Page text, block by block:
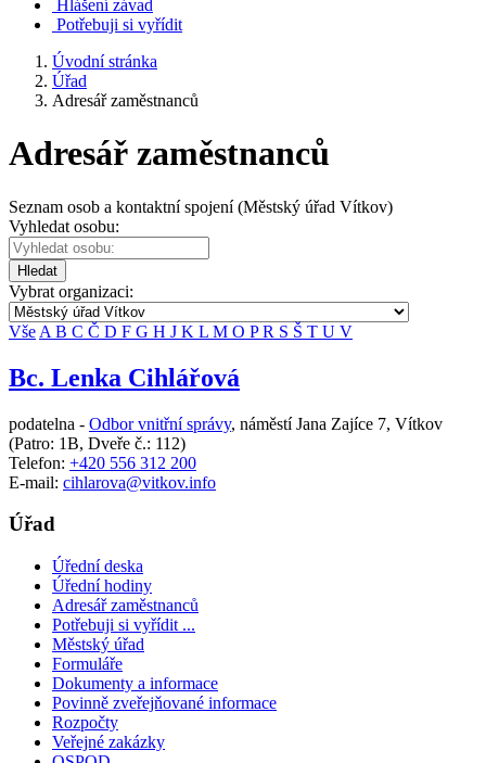
Hlášení závad
Potřebuji si vyřídit
Úvodní stránka
Úřad
Adresář zaměstnanců
Adresář zaměstnanců
Seznam osob a kontaktní spojení (Městský úřad Vítkov)
Vyhledat osobu:
Hledat
Vybrat organizaci:
Vše A B C Č D F G H J K L M O PR S Š T U V
Bc. Lenka Cihlářová
podatelna - Odbor vnitřní správy, náměstí Jana Zajíce 7, Vítkov
(Patro: 1B, Dveře č.: 112)
Telefon: +420 556 312 200
E-mail: cihlarova@vitkov.info
Úřad
Úřední deska
Úřední hodiny
Adresář zaměstnanců
Potřebuji si vyřídit ...
Městský úřad
Formuláře
Dokumenty a informace
Povinně zveřejňované informace
Rozpočty
Veřejné zakázky